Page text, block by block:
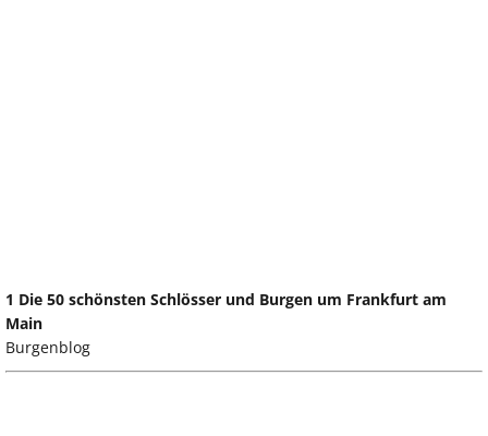
1 Die 50 schönsten Schlösser und Burgen um Frankfurt am
Main
Burgenblog